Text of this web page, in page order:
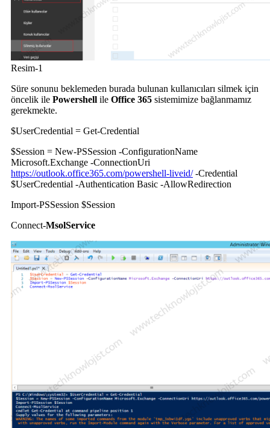
Resim-1
Süre sonunu beklemeden burada bulunan kullanıcıları silmek için
öncelik ile Powershell ile Office 365 sistemimize bağlanmamız
gerekmekte.
$UserCredential = Get-Credential
$Session = New-PSSession -ConfigurationName
Microsoft.Exchange -ConnectionUri
https://outlook.office365.com/powershell-liveid/-Credential
$UserCredential -Authentication Basic -AllowRedirection
Import-PSSession $Session
Connect-MsolService